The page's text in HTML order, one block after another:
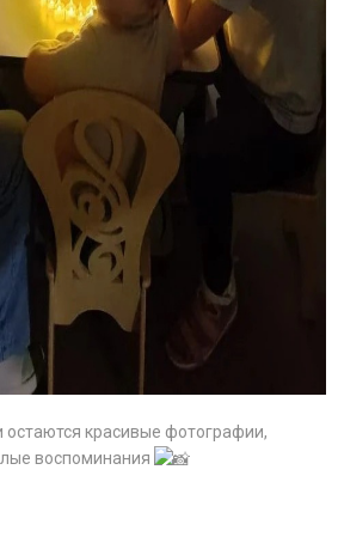
остаются красивые фотографии,
воспоминания